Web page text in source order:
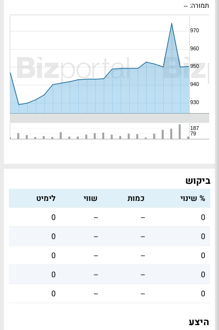
תמורה: --
ביקוש
% שינוי כמות שווי
לימיט
0
--
--
0
0
--
--
0
0
--
--
0
0
--
--
0
0
--
--
0
היצע